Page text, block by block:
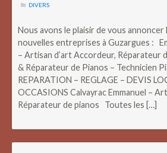
DIVERS
Nous avons le plaisir de vous annoncer
nouvelles entreprises à Guzargues :
– Artisan d’art Accordeur, Réparateur
& Réparateur de Pianos – Technicien
REPARATION – REGLAGE – DEVIS
OCCASIONS Calvayrac Emmanuel –
Réparateur de pianos Toutes les […]